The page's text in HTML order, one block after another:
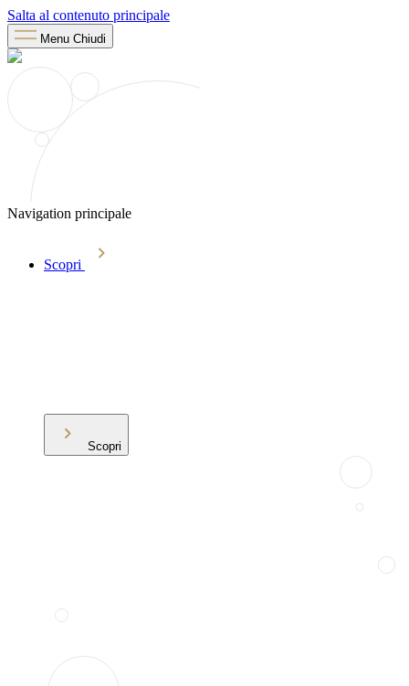
Salta al contenuto principale
Menu Chiudi
Navigation principale
Scopri
Scopri